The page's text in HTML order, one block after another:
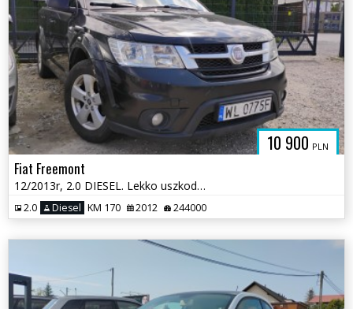
10 900 PLN
Fiat Freemont
12/2013r, 2.0 DIESEL. Lekko uszkodzony lewy bok. Jeździ.
2.0 Diesel KM 170 2012 244000